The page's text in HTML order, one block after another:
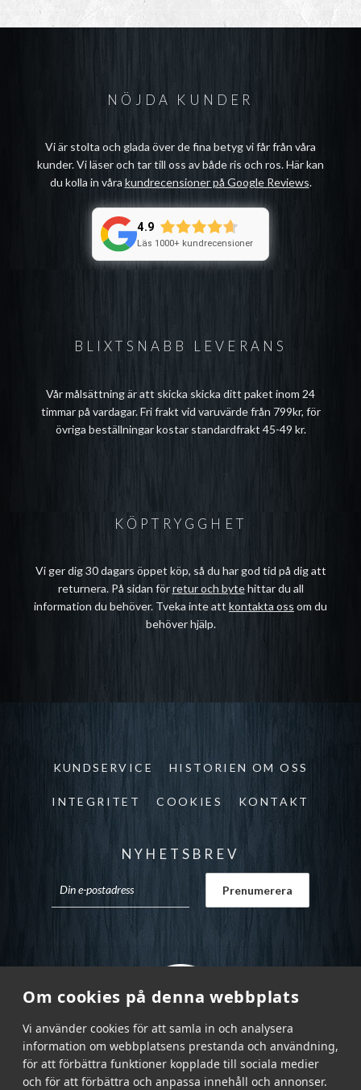
Om cookies på denna webbplats
Vi använder cookies för att samla in och analysera
information om webbplatsens prestanda och användning,
för att förbättra funktioner kopplade till sociala medier
och för att förbättra och anpassa innehåll och annonser.
BLIXTSNABB LEVERANS
Vår målsättning är att skicka skicka ditt paket inom 24
timmar på vardagar. Fri frakt vid varuvärde från 799kr, för
övriga beställningar kostar standardfrakt 45-49 kr.
NÖJDA KUNDER
Vi är stolta och glada över de fina betyg vi får från våra
kunder. Vi läser och tar till oss av både ris och ros. Här kan
du kolla in våra kundrecensioner på Google Reviews.
4.9
Läs 1000+ kundrecensioner
KÖPTRYGGHET
Vi ger dig 30 dagars öppet köp, så du har god tid på dig att
returnera. På sidan förretur och bytehittar du all
information du behöver. Tveka inte att kontakta oss om du
behöver hjälp.
KUNDSERVICE HISTORIEN OM OSS
INTEGRITET COOKIES KONTAKT
NYHETSBREV